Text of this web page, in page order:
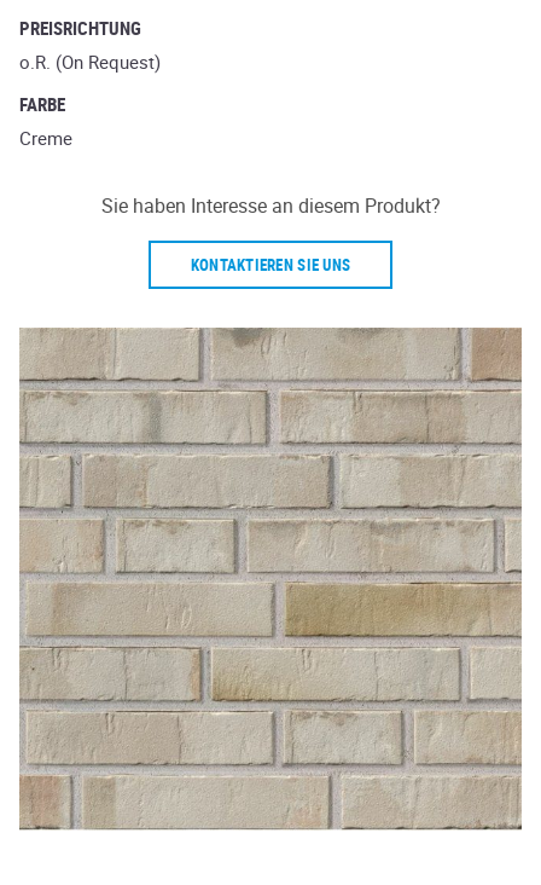
PREISRICHTUNG
o.R. (On Request)
FARBE
Creme
Sie haben Interesse an diesem Produkt?
KONTAKTIEREN SIE UNS